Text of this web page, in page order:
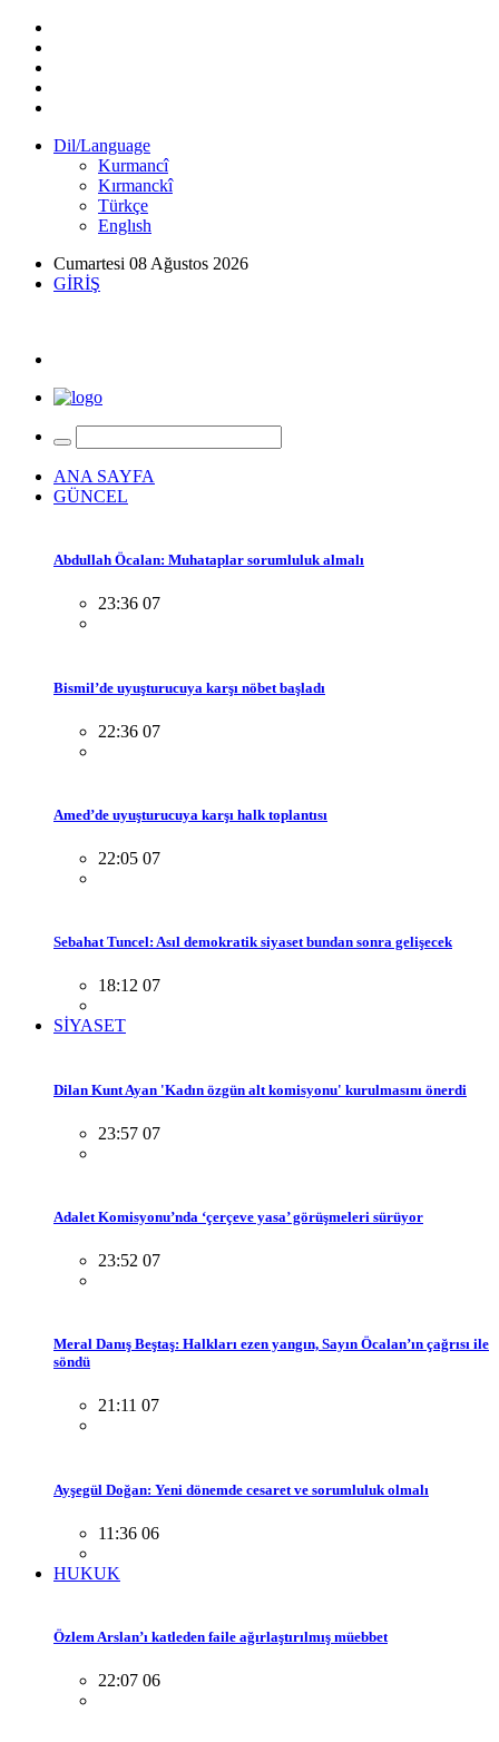
Dil/Language
Kurmancî
Kırmanckî
Türkçe
Englısh
Cumartesi 08 Ağustos 2026
GİRİŞ
ANA SAYFA
GÜNCEL
Abdullah Öcalan: Muhataplar sorumluluk almalı
23:36 07
Bismil’de uyuşturucuya karşı nöbet başladı
22:36 07
Amed’de uyuşturucuya karşı halk toplantısı
22:05 07
Sebahat Tuncel: Asıl demokratik siyaset bundan sonra gelişecek
18:12 07
SİYASET
Dilan Kunt Ayan 'Kadın özgün alt komisyonu' kurulmasını önerdi
23:57 07
Adalet Komisyonu’nda ‘çerçeve yasa’ görüşmeleri sürüyor
23:52 07
Meral Danış Beştaş: Halkları ezen yangın, Sayın Öcalan’ın çağrısı ile
söndü
21:11 07
Ayşegül Doğan: Yeni dönemde cesaret ve sorumluluk olmalı
11:36 06
HUKUK
Özlem Arslan’ı katleden faile ağırlaştırılmış müebbet
22:07 06